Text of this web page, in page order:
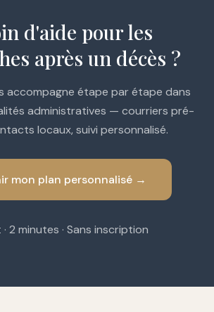
d'aide pour les
après un décès ?
accompagne étape par étape dans
administratives — courriers pré-
locaux, suivi personnalisé.
mon plan personnalisé →
2 minutes · Sans inscription